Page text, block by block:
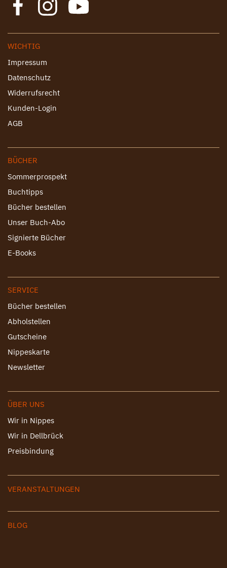
WICHTIG
Impressum
Datenschutz
Widerrufsrecht
Kunden-Login
AGB
BÜCHER
Sommerprospekt
Buchtipps
Bücher bestellen
Unser Buch-Abo
Signierte Bücher
E-Books
SERVICE
Bücher bestellen
Abholstellen
Gutscheine
Nippeskarte
Newsletter
ÜBER UNS
Wir in Nippes
Wir in Dellbrück
Preisbindung
VERANSTALTUNGEN
BLOG